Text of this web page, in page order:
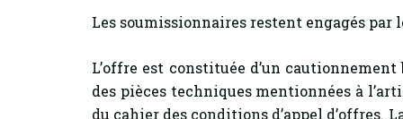
Les soumissionnaires restent engagés par
L’offre est constituée d’un
des pièces techniques mentionnées à
du cahier des conditions d’appel d’offres.